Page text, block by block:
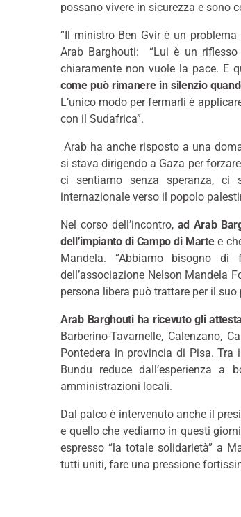
possano vivere in sicurezza e sono
“Il ministro Ben Gvir è un
Arab Barghouti: “Lui è un
chiaramente non vuole la pace. E
come può rimanere in silenzio
L’unico modo per fermarli è
con il Sudafrica”.
Arab ha anche risposto a una
si stava dirigendo a Gaza per
ci sentiamo senza speranza, ci
internazionale verso il popolo
Nel corso dell’incontro, ad Arab
dell’impianto di Campo di Martee
Mandela. “Abbiamo bisogno
dell’associazione Nelson Mandela
persona libera può trattare per il suo
Arab Barghouti ha ricevuto gli
Barberino-Tavarnelle, Calenzano,
Pontedera in provincia di Pisa. Tra
Bundu reduce dall’esperienza
amministrazioni locali.
Dal palco è intervenuto anche il
e quello che vediamo in questi
espresso “la totale solidarietà” a
tutti uniti, fare una pressione